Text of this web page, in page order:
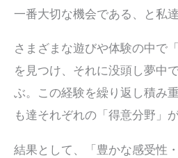
一番大切な機会である、と私
さまざまな遊びや体験の中で
を見つけ、それに没頭し夢中
ぶ。この経験を繰り返し積み
も達それぞれの「得意分野」
結果として、「豊かな感受性